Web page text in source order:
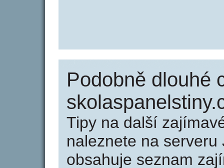
Podobně dlouhé
Tipy na další
naleznete na serveru
obsahuje seznam